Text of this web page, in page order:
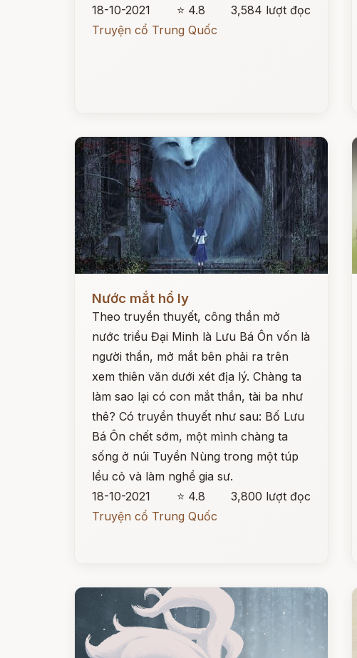
18-10-2021
⭐ 4.8
3,584 lượt đọc
Truyện cổ Trung Quốc
Nước mắt hồ ly
Theo truyền thuyết, công thần mở
nước triều Đại Minh là Lưu Bá Ôn vốn là
người thần, mở mắt bên phải ra trên
xem thiên văn dưới xét địa lý. Chàng ta
làm sao lại có con mắt thần, tài ba như
thê? Có truyền thuyết như sau: Bố Lưu
Bá Ôn chết sớm, một mình chàng ta
sống ở núi Tuyền Nùng trong một túp
lều cỏ và làm nghề gia sư.
18-10-2021
⭐ 4.8
3,800 lượt đọc
Truyện cổ Trung Quốc